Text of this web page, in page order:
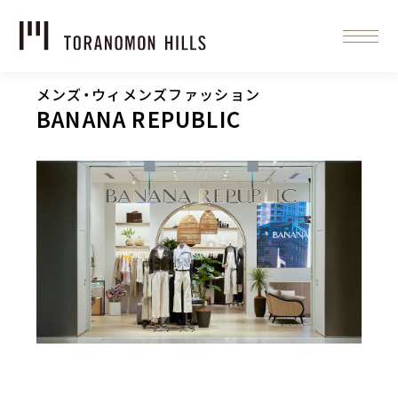
メンズ・ウィメンズファッション
BANANA REPUBLIC